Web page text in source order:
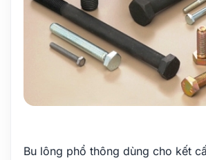
Bu lông phổ thông dùng cho kết